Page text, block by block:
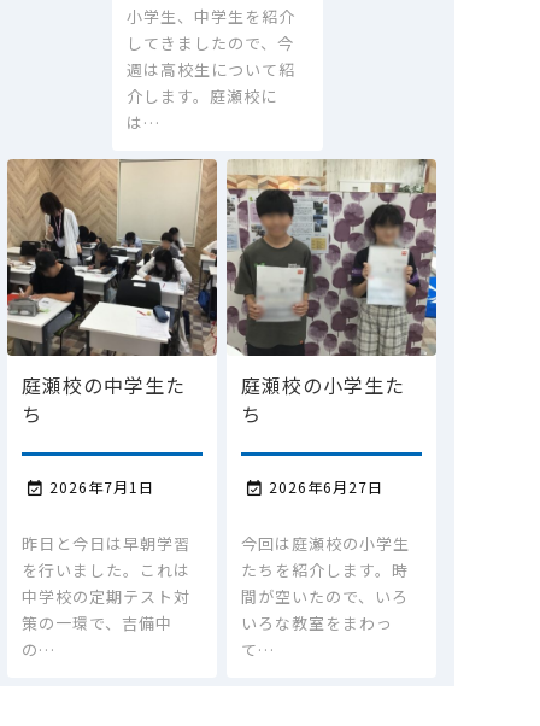
小学生、中学生を紹介
してきましたので、今
週は高校生について紹
介します。庭瀬校に
は…
庭瀬校の中学生た
ち
 2026年7月1日
昨日と今日は早朝学習
を行いました。これは
中学校の定期テスト対
策の一環で、吉備中
の…
庭瀬校の小学生た
ち
 2026年6月27日
今回は庭瀬校の小学生
たちを紹介します。時
間が空いたので、いろ
いろな教室をまわっ
て…